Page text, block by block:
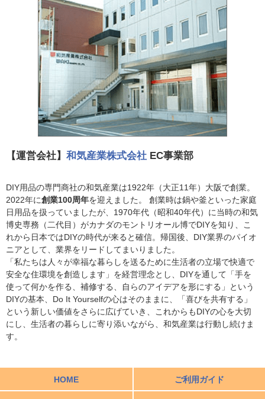
【運営会社】 和気産業株式会社 EC事業部
DIY用品の専門商社の和気産業は1922年（大正11年）大阪で創業。
2022年に創業100周年を迎えました。 創業時は鍋や釜といった家庭
日用品を扱っていましたが、1970年代（昭和40年代）に当時の和気
博史専務（二代目）がカナダのモントリオール博でDIYを知り、こ
れから日本ではDIYの時代が来ると確信。帰国後、DIY業界のパイオ
ニアとして、業界をリードしてまいりました。
「私たちは人々が幸福な暮らしを送るために生活者の立場で快適で
安全な住環境を創造します」を経営理念とし、DIYを通して「手を
使って何かを作る、補修する、自らのアイデアを形にする」という
DIYの基本、Do It Yourselfの心はそのままに、「喜びを共有する」
という新しい価値をさらに広げていき、これからもDIYの心を大切
にし、生活者の暮らしに寄り添いながら、和気産業は行動し続けま
す。
HOME ご利用ガイド